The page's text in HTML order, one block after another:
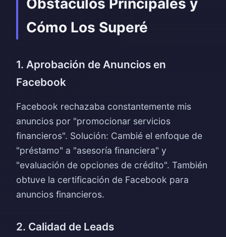
Obstáculos Principales y
Cómo Los Superé
1. Aprobación de Anuncios en
Facebook
Facebook rechazaba constantemente mis
anuncios por "promocionar servicios
financieros". Solución: Cambié el enfoque de
"préstamo" a "asesoría financiera" y
"evaluación de opciones de crédito". También
obtuve la certificación de Facebook para
anuncios financieros.
2. Calidad de Leads